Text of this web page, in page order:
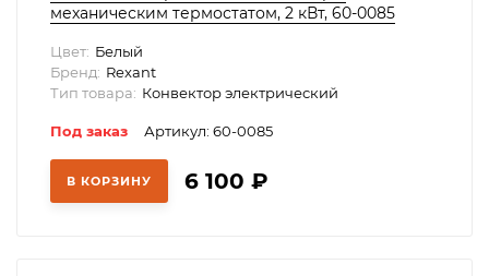
механическим термостатом, 2 кВт, 60-0085
Цвет: Белый
Бренд: Rexant
Тип товара: Конвектор электрический
Под заказ Артикул: 60-0085
В КОРЗИНУ 6 100 ₽